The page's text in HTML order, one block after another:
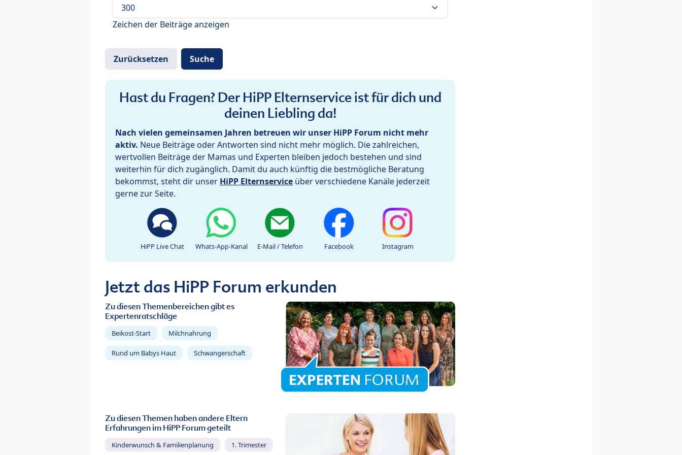
Zeichen der Beiträge anzeigen
Hast du Fragen? Der HiPP Elternservice ist für dich und
deinen Liebling da!
Nach vielen gemeinsamen Jahren betreuen wir unser HiPP Forum nicht mehr
aktiv. Neue Beiträge oder Antworten sind nicht mehr möglich. Die zahlreichen,
wertvollen Beiträge der Mamas und Experten bleiben jedoch bestehen und sind
weiterhin für dich zugänglich. Damit du auch künftig die bestmögliche Beratung
bekommst, steht dir unser HiPP Elternservice über verschiedene Kanäle jederzeit
gerne zur Seite.
HiPP Live Chat Whats-App-Kanal E-Mail / Telefon Facebook Instagram
Jetzt das HiPP Forum erkunden
Zu diesen Themenbereichen gibt es
Expertenratschläge
Beikost-Start Milchnahrung
Rund um Babys Haut Schwangerschaft
Zu diesen Themen haben andere Eltern
Erfahrungen im HiPP Forum geteilt
Kinderwunsch & Familienplanung 1. Trimester